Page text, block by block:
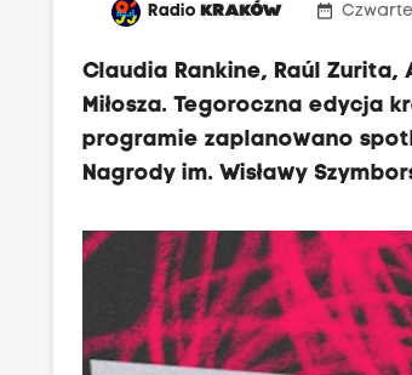
RadioKRAKÓW date_range
Claudia Rankine, Raúl Zurita,
Miłosza. Tegoroczna edycja
programie zaplanowano
Nagrody im. Wisławy